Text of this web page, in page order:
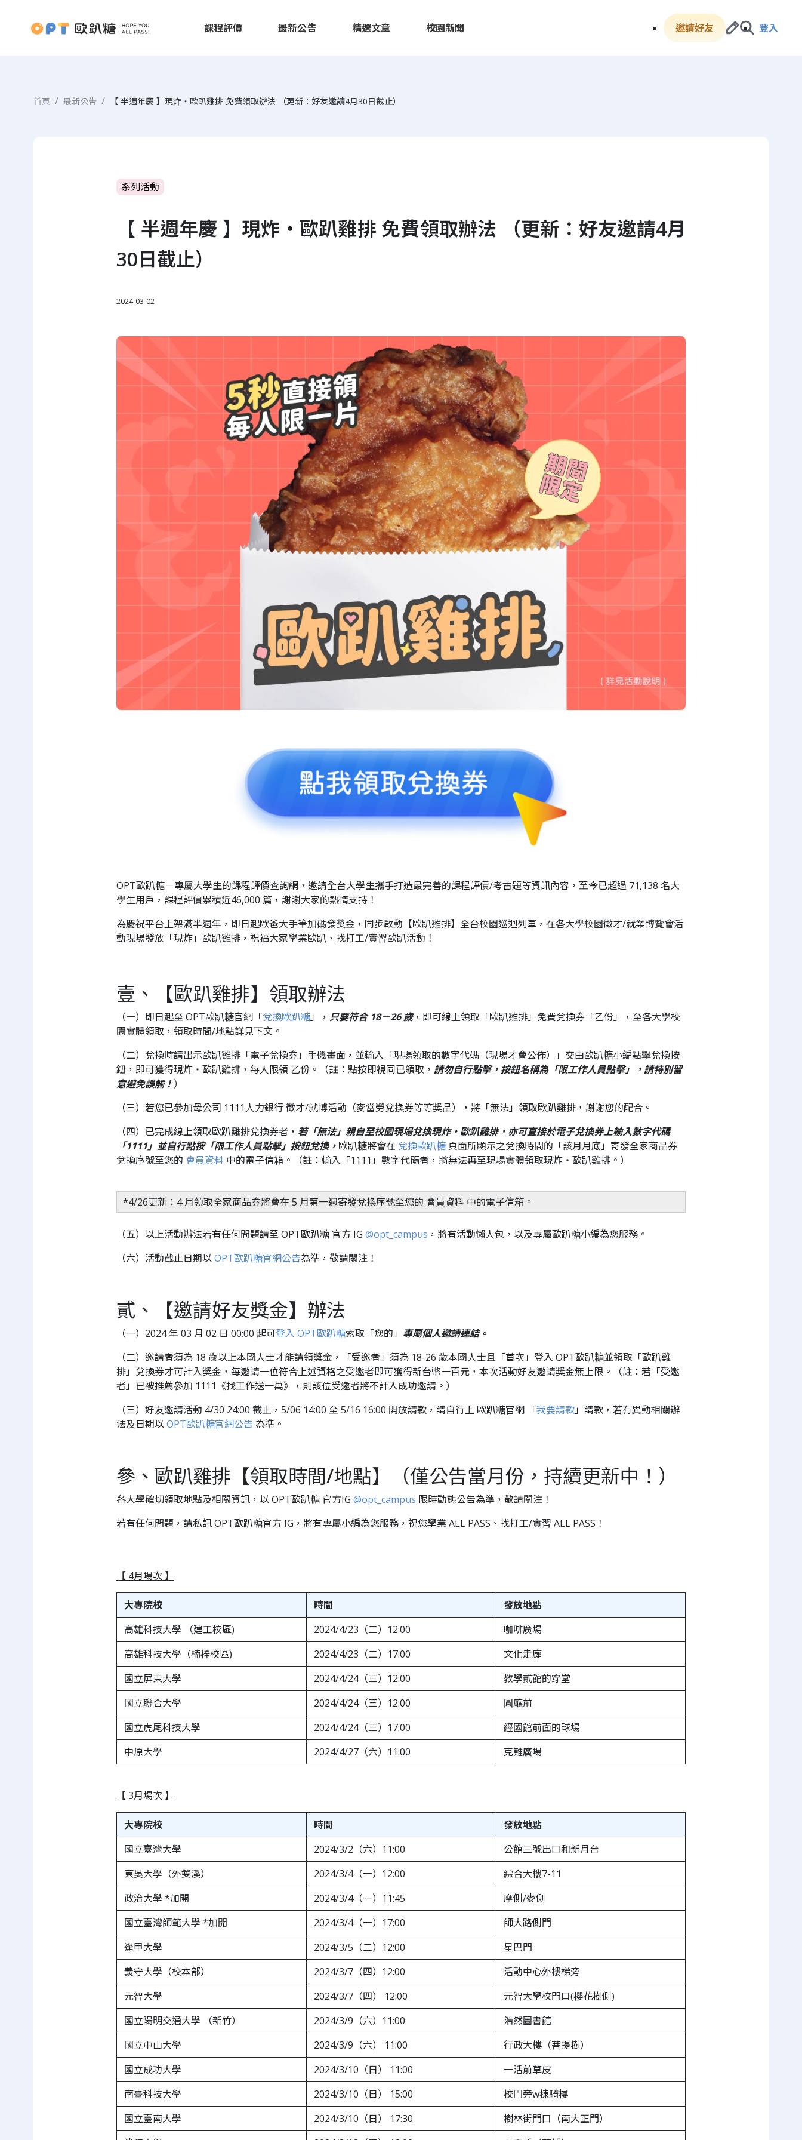
課程評價 最新公告 精選文章 校園新聞 邀請好友 登入
首頁 最新公告 【 半週年慶 】現炸・歐趴雞排 免費領取辦法 （更新：好友邀請4月30日截止）
系列活動
【 半週年慶 】現炸・歐趴雞排 免費領取辦法 （更新：好友邀請4月
30日截止）
2024-03-02
OPT歐趴糖－專屬大學生的課程評價查詢網，邀請全台大學生攜手打造最完善的課程評價/考古題等資訊內容，至今已超過 71,138 名大
學生用戶，課程評價累積近46,000 篇，謝謝大家的熱情支持！
為慶祝平台上架滿半週年，即日起歐爸大手筆加碼發獎金，同步啟動【歐趴雞排】全台校園巡迴列車，在各大學校園徵才/就業博覽會活
動現場發放「現炸」歐趴雞排，祝福大家學業歐趴、找打工/實習歐趴活動！
壹、【歐趴雞排】領取辦法
（一）即日起至 OPT歐趴糖官網「兌換歐趴糖」， 只要符合 18－26 歲，即可線上領取「歐趴雞排」免費兌換券「乙份」，至各大學校
園實體領取，領取時間/地點詳見下文。
（二）兌換時請出示歐趴雞排「電子兌換券」手機畫面，並輸入「現場領取的數字代碼（現場才會公佈）」交由歐趴糖小編點擊兌換按
鈕，即可獲得現炸・歐趴雞排，每人限領 乙份。（註：點按即視同已領取， 請勿自行點擊，按鈕名稱為「限工作人員點擊」，請特別留
意避免誤觸！）
（三）若您已參加母公司 1111人力銀行 徵才/就博活動（麥當勞兌換券等等獎品），將「無法」領取歐趴雞排，謝謝您的配合。
（四）已完成線上領取歐趴雞排兌換券者， 若「無法」親自至校園現場兌換現炸・歐趴雞排，亦可直接於電子兌換券上輸入數字代碼
「1111」並自行點按「限工作人員點擊」按鈕兌換，歐趴糖將會在 兌換歐趴糖 頁面所顯示之兌換時間的「該月月底」寄發全家商品券
兌換序號至您的 會員資料 中的電子信箱。（註：輸入「1111」數字代碼者，將無法再至現場實體領取現炸・歐趴雞排。）
*4/26更新：4 月領取全家商品券將會在 5 月第一週寄發兌換序號至您的 會員資料 中的電子信箱。
（五）以上活動辦法若有任何問題請至 OPT歐趴糖 官方 IG @opt_campus ，將有活動懶人包，以及專屬歐趴糖小編為您服務。
（六）活動截止日期以OPT歐趴糖官網公告為準，敬請關注！
貳、【邀請好友獎金】辦法
（一）2024 年 03 月 02 日 00:00 起可登入 OPT歐趴糖索取「您的」 專屬個人邀請連結。
（二）邀請者須為 18 歲以上本國人士才能請領獎金，「受邀者」須為 18-26 歲本國人士且「首次」登入 OPT歐趴糖並領取「歐趴雞
排」兌換券才可計入獎金，每邀請一位符合上述資格之受邀者即可獲得新台幣一百元，本次活動好友邀請獎金無上限。（註：若「受邀
者」已被推薦參加 1111《找工作送一萬》，則該位受邀者將不計入成功邀請。）
（三）好友邀請活動 4/30 24:00 截止，5/06 14:00 至 5/16 16:00 開放請款，請自行上 歐趴糖官網 「我要請款」請款，若有異動相關辦
法及日期以OPT歐趴糖官網公告 為準。
參、歐趴雞排【領取時間/地點】（僅公告當月份，持續更新中！）
各大學確切領取地點及相關資訊，以 OPT歐趴糖 官方IG @opt_campus 限時動態公告為準，敬請關注！
若有任何問題，請私訊 OPT歐趴糖官方 IG，將有專屬小編為您服務，祝您學業 ALL PASS、找打工/實習 ALL PASS！
【 4月場次 】
大專院校 時間
發放地點
高雄科技大學 （建工校區)
2024/4/23（二）12:00
咖啡廣場
高雄科技大學（楠梓校區)
2024/4/23（二）17:00
文化走廊
國立屏東大學
2024/4/24（三）12:00
教學貳館的穿堂
國立聯合大學
2024/4/24（三）12:00
圓廳前
國立虎尾科技大學
2024/4/24（三）17:00
經國館前面的球場
中原大學
2024/4/27（六）11:00 克難廣場
【 3月場次 】
大專院校 時間
發放地點
國立臺灣大學
2024/3/2（六）11:00
公館三號出口和新月台
東吳大學（外雙溪）
2024/3/4（一）12:00
綜合大樓7-11
政治大學 *加開
2024/3/4（一）11:45
摩側/麥側
國立臺灣師範大學 *加開
2024/3/4（一）17:00
師大路側門
逢甲大學
2024/3/5（二）12:00
星巴門
義守大學（校本部）
2024/3/7（四）12:00
活動中心外樓梯旁
元智大學
2024/3/7（四） 12:00
元智大學校門口(櫻花樹側)
國立陽明交通大學 （新竹）
2024/3/9（六）11:00
浩然圖書館
國立中山大學
2024/3/9（六） 11:00
行政大樓（菩提樹）
國立成功大學
2024/3/10（日） 11:00
一活前草皮
南臺科技大學
2024/3/10（日） 15:00
校門旁w棟騎樓
國立臺南大學
2024/3/10（日） 17:30
樹林街門口（南大正門）